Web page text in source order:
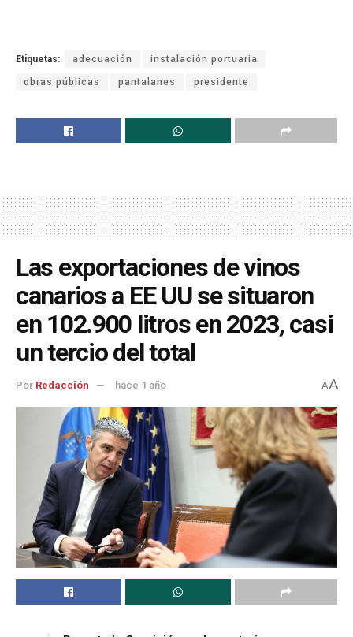
Etiquetas: adecuación instalación portuaria
obras públicas pantalanes presidente
Las exportaciones de vinos
canarios a EE UU se situaron
en 102.900 litros en 2023, casi
un tercio del total
Por Redacción hace 1 año AA